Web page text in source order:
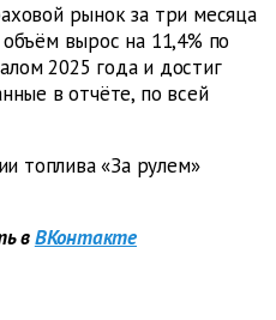
рынок за три месяца
вырос на 11,4% по
2025 года и достиг
в отчёте, по всей
топлива «За рулем»
вВКонтакте